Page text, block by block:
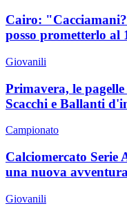
Cairo:
posso prometterlo al
Giovanili
Primavera, le
Scacchi e Ballanti
Campionato
Calciomercato
una nuova avventura
Giovanili